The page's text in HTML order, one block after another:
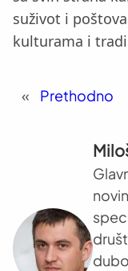
suživot i
kulturama i
« Prethodno